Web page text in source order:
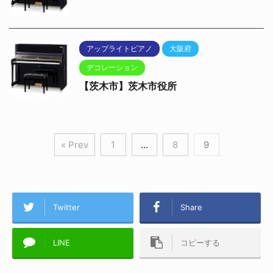
アップライトピアノ 大阪府
デコレーション
【茨木市】茨木市役所
« Prev 1 … 8 9
Twitter Share
LINE コピーする